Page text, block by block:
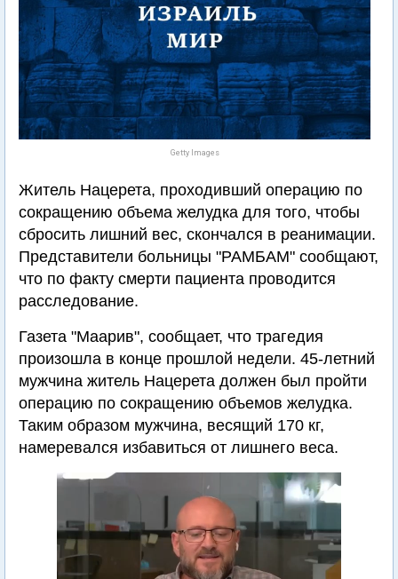
Getty Images
Житель Нацерета, проходивший операцию по
сокращению объема желудка для того, чтобы
сбросить лишний вес, скончался в реанимации.
Представители больницы "РАМБАМ" сообщают,
что по факту смерти пациента проводится
расследование.
Газета "Маарив", сообщает, что трагедия
произошла в конце прошлой недели. 45-летний
мужчина житель Нацерета должен был пройти
операцию по сокращению объемов желудка.
Таким образом мужчина, весящий 170 кг,
намеревался избавиться от лишнего веса.